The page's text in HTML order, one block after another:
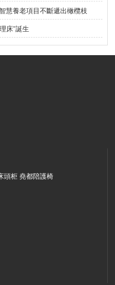
慧養老項目不斷遞出橄欖枝
床”誕生
頭柜 堯都陪護椅